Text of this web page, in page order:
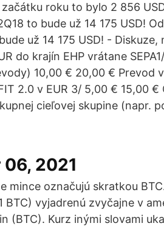
začátku roku to bylo 2 856
to bude už 14 175 USD!
už 14 175 USD! -
do krajín EHP vrátane
10,00 € 20,00 € Prevod
2.0 v EUR 3/ 5,00 € 15,00
cieľovej skupine (napr.
06, 2021
mince označujú skratkou
BTC) vyjadrenú zvyčajne v
(BTC). Kurz inými slovami